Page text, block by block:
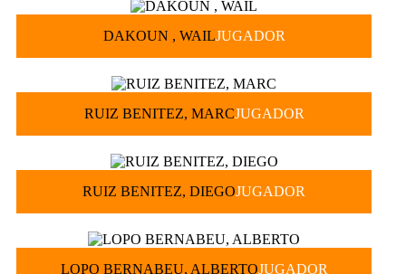
DAKOUN , WAILJUGADOR
RUIZ BENITEZ, MARCJUGADOR
RUIZ BENITEZ, DIEGOJUGADOR
LOPO BERNABEU, ALBERTOJUGADOR